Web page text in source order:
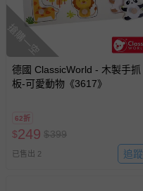
搶購一空
德國 ClassicWorld - 木製手抓
板-可愛動物《3617》
62折
$249 $399
已售出 2 追蹤